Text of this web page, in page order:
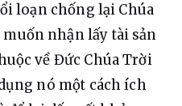
loạn chống lại Chúa
nhận lấy tài sản
về Đức Chúa Trời
nó một cách ích